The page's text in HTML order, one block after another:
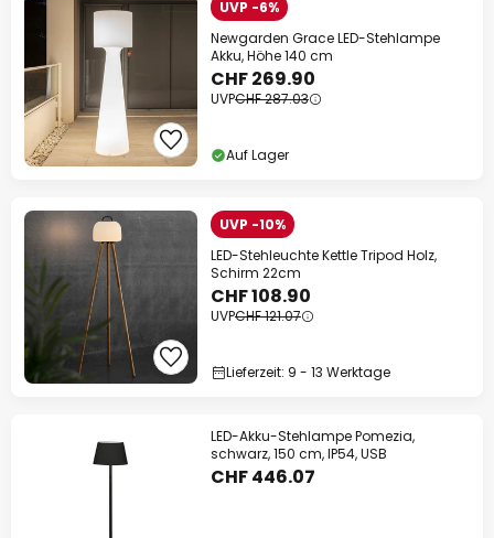
UVP -6%
Newgarden Grace LED-Stehlampe
Akku, Höhe 140 cm
CHF 269.90
UVPCHF 287.03
Auf Lager
UVP -10%
LED-Stehleuchte Kettle Tripod Holz,
Schirm 22cm
CHF 108.90
UVPCHF 121.07
Lieferzeit: 9 - 13 Werktage
LED-Akku-Stehlampe Pomezia,
schwarz, 150 cm, IP54, USB
CHF 446.07